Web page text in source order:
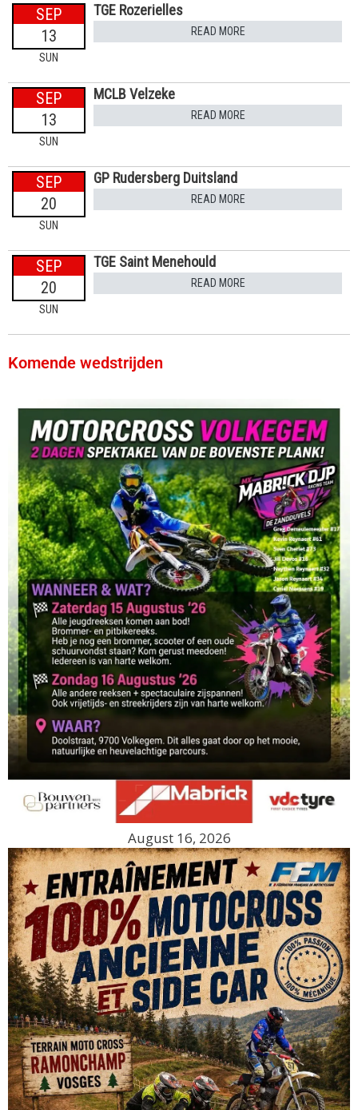
SEP
13
SUN
TGE Rozerielles
READ MORE
SEP
13
SUN
MCLB Velzeke
READ MORE
SEP
20
SUN
GP Rudersberg Duitsland
READ MORE
SEP
20
SUN
TGE Saint Menehould
READ MORE
Komende wedstrijden
August 16, 2026